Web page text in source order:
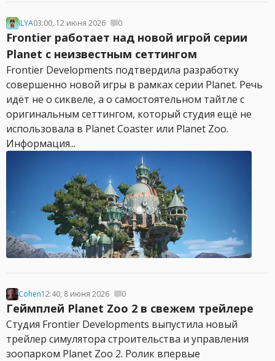
ILYA03:00, 12 июня 2026 0
Frontier работает над новой игрой серии
Planet с неизвестным сеттингом
Frontier Developments подтвердила разработку
совершенно новой игры в рамках серии Planet. Речь
идёт не о сиквеле, а о самостоятельном тайтле с
оригинальным сеттингом, который студия ещё не
использовала в Planet Coaster или Planet Zoo.
Информация...
Cohen12:40, 8 июня 2026 0
Геймплей Planet Zoo 2 в свежем трейлере
Студия Frontier Developments выпустила новый
трейлер симулятора строительства и управления
зоопарком Planet Zoo 2. Ролик впервые